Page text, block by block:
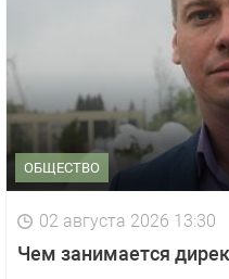
ОБЩЕСТВО
02 августа 2026 13:30
Чем занимается